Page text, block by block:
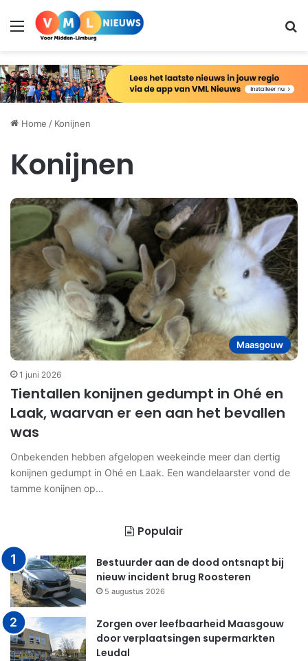
Menu
Home / Konijnen
Konijnen
Maasgouw
1 juni 2026
Tientallen konijnen gedumpt in Ohé en
Laak, waarvan er een aan het bevallen
was
Onbekenden hebben afgelopen weekeinde meer dan dertig
konijnen gedumpt in Ohé en Laak. Een wandelaarster vond de
tamme konijnen op…
Populair
Bestuurder aan de dood ontsnapt bij
nieuw incident brug Roosteren
5 augustus 2026
Zorgen over leefbaarheid Maasgouw
door verplaatsingen supermarkten
Leudal